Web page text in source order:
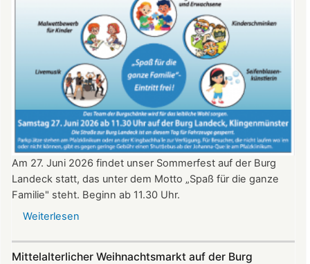
Juni
2026
ab
20:30
Uhr​​​​​​​​​​​​​​
Am 27. Juni 2026 findet unser Sommerfest auf der Burg
Landeck statt, das unter dem Motto „Spaß für die ganze
Familie" steht. Beginn ab 11.30 Uhr.
Weiterlesen
Mittelalterlicher Weihnachtsmarkt auf der Burg